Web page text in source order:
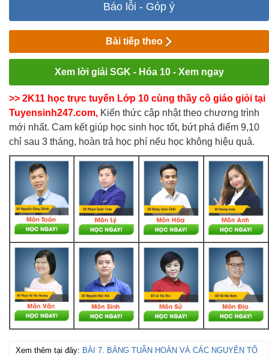
Báo lỗi - Góp ý
Bài tiếp theo
Xem lời giải SGK - Hóa 10 - Xem ngay
>> 2K11 học trực tuyến Lớp 10 cùng thầy cô giáo giỏi tại
Tuyensinh247.com, Kiến thức cập nhật theo chương trình
mới nhất. Cam kết giúp học sinh học tốt, bứt phá điểm 9,10
chỉ sau 3 tháng, hoàn trả học phí nếu học không hiệu quả.
Xem thêm tại đây: BÀI 7. BẲNG TUẦN HOÀN VÀ CÁC NGUYÊN TỐ